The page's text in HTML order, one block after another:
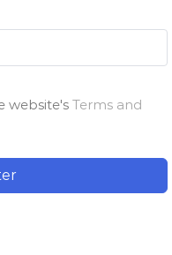
website's Terms and